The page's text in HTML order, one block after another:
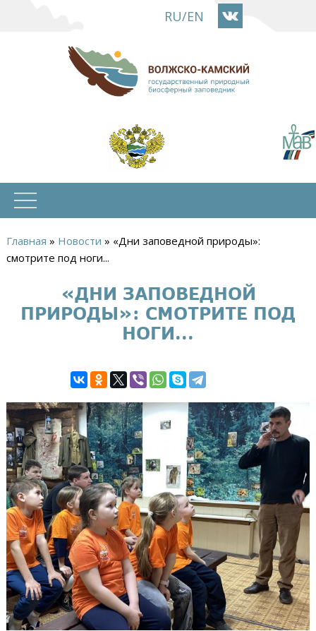
основному
содержанию
RU/EN
Вы
Главная » Новости » «Дни заповедной природы»:
смотрите под ноги...
«ДНИ ЗАПОВЕДНОЙ
ПРИРОДЫ»: СМОТРИТЕ ПОД
НОГИ...